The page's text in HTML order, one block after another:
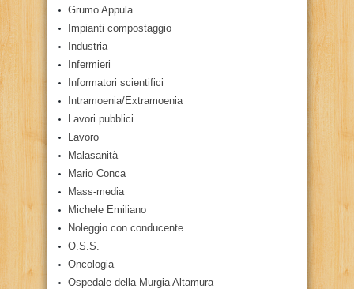
Grumo Appula
Impianti compostaggio
Industria
Infermieri
Informatori scientifici
Intramoenia/Extramoenia
Lavori pubblici
Lavoro
Malasanità
Mario Conca
Mass-media
Michele Emiliano
Noleggio con conducente
O.S.S.
Oncologia
Ospedale della Murgia Altamura